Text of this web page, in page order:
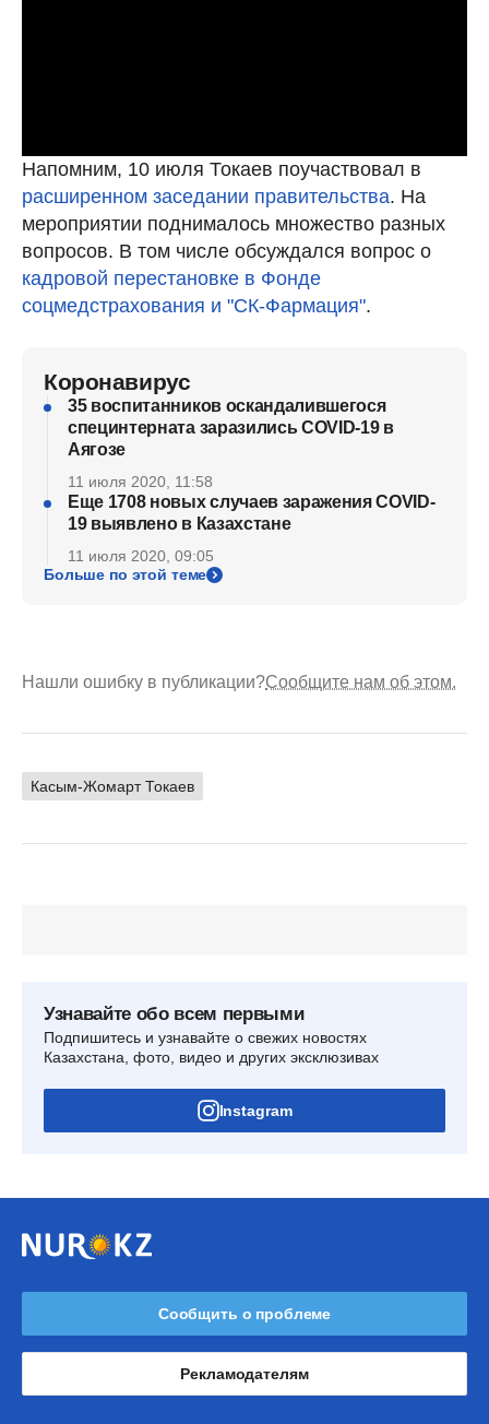
Напомним, 10 июля Токаев поучаствовал в
расширенном заседании правительства. На
мероприятии поднималось множество разных
вопросов. В том числе обсуждался вопрос о
кадровой перестановке в Фонде
соцмедстрахования и "СК-Фармация".
Коронавирус
35 воспитанников оскандалившегося
специнтерната заразились COVID-19 в
Аягозе
11 июля 2020, 11:58
Еще 1708 новых случаев заражения COVID-
19 выявлено в Казахстане
11 июля 2020, 09:05
Больше по этой теме
Нашли ошибку в публикации?Сообщите нам об этом.
Касым-Жомарт Токаев
Узнавайте обо всем первыми
Подпишитесь и узнавайте о свежих новостях
Казахстана, фото, видео и других эксклюзивах
Instagram
Сообщить о проблеме
Рекламодателям